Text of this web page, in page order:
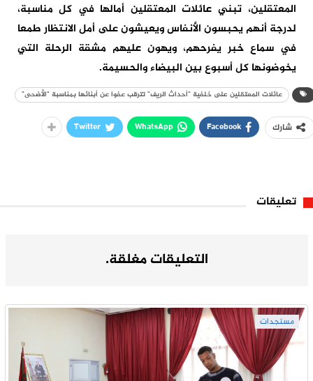
المعتقلين، تبني عائلات المعتقلين أمالها في كل مناسبة،
لدرجة أنهم يحبسون الأنفاس ويعيشون على أمل الانتظار طمعا
في سماع خبر يفرحهم، ويهون عليهم مشقة الرحلة التي
يخوضونها كل أسبوع بين البيضاء والحسيمة.
عائلات المعتقلين على خلفية "أحداث الريف" تترقب عفوا عن أبنائها بمناسبة "الأضحى"
شارك Facebook
WhatsApp
Twitter
تعليقات
التعليقات مغلقة.
مستجدات